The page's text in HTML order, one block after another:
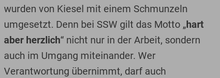
wurden von Kiesel mit einem Schmunzeln
umgesetzt. Denn bei SSW gilt das Motto „hart
aber herzlich“ nicht nur in der Arbeit, sondern
auch im Umgang miteinander. Wer
Verantwortung übernimmt, darf auch